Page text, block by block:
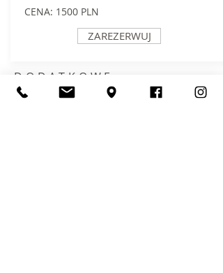
CENA: 1500 PLN
ZAREZERWUJ
DODATKOWE
INFORMACJE:​